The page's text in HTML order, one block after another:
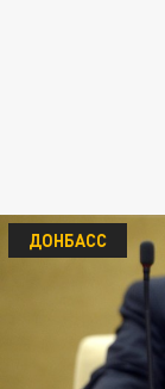
ДОНБАСС